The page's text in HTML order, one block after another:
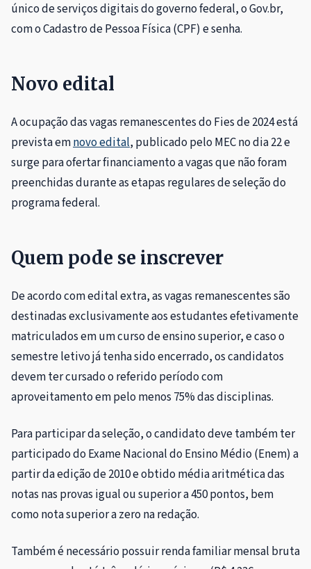
único de serviços digitais do governo federal, o Gov.br,
com o Cadastro de Pessoa Física (CPF) e senha.
Novo edital
A ocupação das vagas remanescentes do Fies de 2024 está
prevista emnovo edital, publicado pelo MEC no dia 22 e
surge para ofertar financiamento a vagas que não foram
preenchidas durante as etapas regulares de seleção do
programa federal.
Quem pode se inscrever
De acordo com edital extra, as vagas remanescentes são
destinadas exclusivamente aos estudantes efetivamente
matriculados em um curso de ensino superior, e caso o
semestre letivo já tenha sido encerrado, os candidatos
devem ter cursado o referido período com
aproveitamento em pelo menos 75% das disciplinas.
Para participar da seleção, o candidato deve também ter
participado do Exame Nacional do Ensino Médio (Enem) a
partir da edição de 2010 e obtido média aritmética das
notas nas provas igual ou superior a 450 pontos, bem
como nota superior a zero na redação.
Também é necessário possuir renda familiar mensal bruta